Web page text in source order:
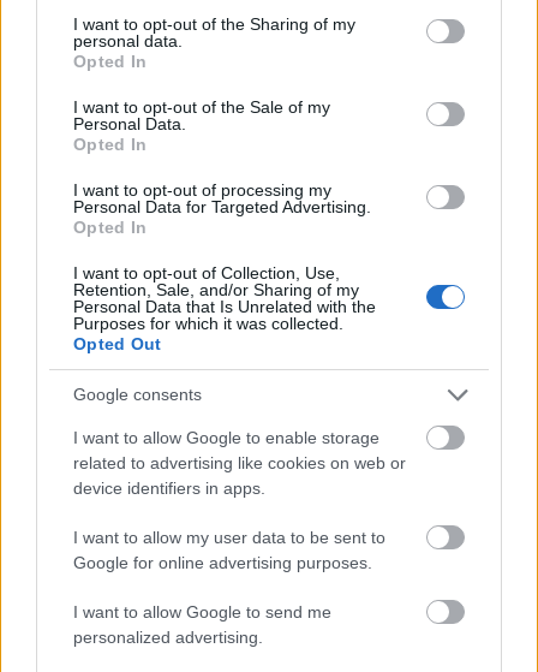
not limited to your visit or usage behaviour. You may click to
grant or deny consent to Google and its third-party tags to
use your data for below specified purposes in below Google
consent section.
I want to opt-out of the Sharing of my
personal data.
Opted In
I want to opt-out of the Sale of my
Personal Data.
Opted In
I want to opt-out of processing my
Personal Data for Targeted Advertising.
Opted In
I want to opt-out of Collection, Use,
Retention, Sale, and/or Sharing of my
Personal Data that Is Unrelated with the
Purposes for which it was collected.
Opted Out
Google consents
I want to allow Google to enable storage
related to advertising like cookies on web or
device identifiers in apps.
I want to allow my user data to be sent to
Google for online advertising purposes.
I want to allow Google to send me
personalized advertising.
és a Magyar Közgazdasági Társaság (MKT)
Egerben.
A régió felsőoktatása, a vállalati, vállalkozói
szféra és a szakmai civil társadalom közötti
együttműködési megállapodást írt alá a
Magyar Közgazdasági Társaság (MKT) és az
Eszterházy Károly Katolikus Egyetem
A megállapodást az egyetem részéről Pajtókné
Pleschinger Gyula elnök és Csontos Sándor, az
el kézjegyével.